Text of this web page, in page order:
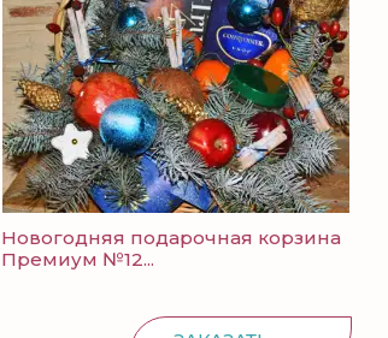
Новогодняя подарочная корзина
Премиум №12...